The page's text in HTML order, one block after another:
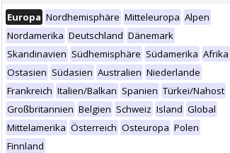
Europa Nordhemisphäre Mitteleuropa Alpen
Nordamerika Deutschland Dänemark
Skandinavien Südhemisphäre Südamerika Afrika
Ostasien Südasien Australien Niederlande
Frankreich Italien/Balkan Spanien Türkei/Nahost
Großbritannien Belgien Schweiz Island Global
Mittelamerika Österreich Osteuropa Polen
Finnland